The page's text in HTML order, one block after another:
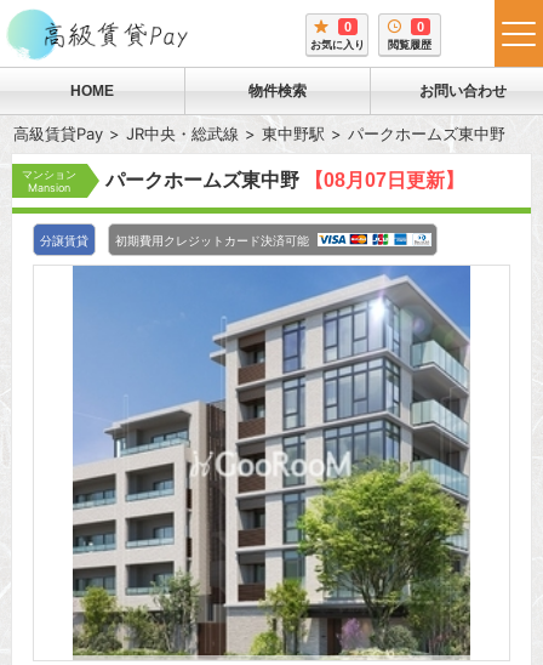
0
お気に入り
0
閲覧履歴
HOME 物件検索 お問い合わせ
高級賃貸Pay JR中央・総武線 東中野駅 パークホームズ東中野
マンション
Mansion
パークホームズ東中野 【08月07日更新】
分譲賃貸 初期費用クレジットカード決済可能